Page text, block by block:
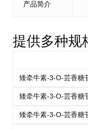
产品简介
提供多种规
矮牵牛素-3-O-芸香糖
矮牵牛素-3-O-芸香糖
矮牵牛素-3-O-芸香糖